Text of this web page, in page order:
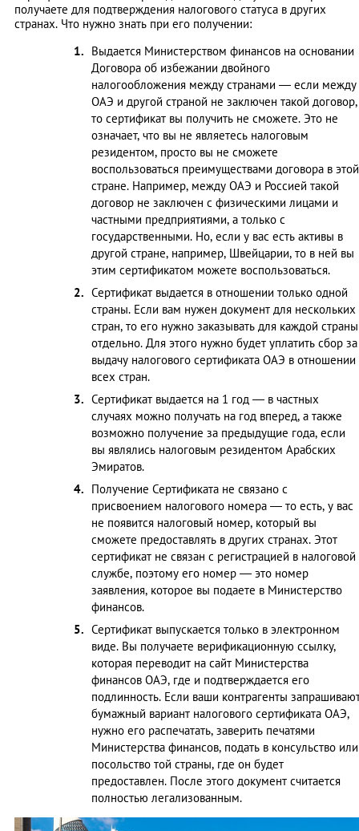
получаете для подтверждения налогового статуса в других
странах. Что нужно знать при его получении:
Выдается Министерством финансов на основании
Договора об избежании двойного
налогообложения между странами — если между
ОАЭ и другой страной не заключен такой договор,
то сертификат вы получить не сможете. Это не
означает, что вы не являетесь налоговым
резидентом, просто вы не сможете
воспользоваться преимуществами договора в этой
стране. Например, между ОАЭ и Россией такой
договор не заключен с физическими лицами и
частными предприятиями, а только с
государственными. Но, если у вас есть активы в
другой стране, например, Швейцарии, то в ней вы
этим сертификатом можете воспользоваться.
Сертификат выдается в отношении только одной
страны. Если вам нужен документ для нескольких
стран, то его нужно заказывать для каждой страны
отдельно. Для этого нужно будет уплатить сбор за
выдачу налогового сертификата ОАЭ в отношении
всех стран.
Сертификат выдается на 1 год — в частных
случаях можно получать на год вперед, а также
возможно получение за предыдущие года, если
вы являлись налоговым резидентом Арабских
Эмиратов.
Получение Сертификата не связано с
присвоением налогового номера — то есть, у вас
не появится налоговый номер, который вы
сможете предоставлять в других странах. Этот
сертификат не связан с регистрацией в налоговой
службе, поэтому его номер — это номер
заявления, которое вы подаете в Министерство
финансов.
Сертификат выпускается только в электронном
виде. Вы получаете верификационную ссылку,
которая переводит на сайт Министерства
финансов ОАЭ, где и подтверждается его
подлинность. Если ваши контрагенты
бумажный вариант налогового сертификата ОАЭ,
нужно его распечатать, заверить печатями
Министерства финансов, подать в консульство или
посольство той страны, где он будет
предоставлен. После этого документ считается
полностью легализованным.